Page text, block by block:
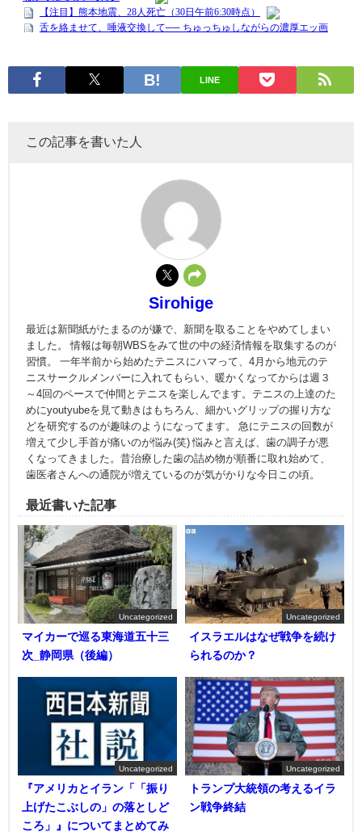
LINE
この記事を書いた人
Sirohige
最近は新聞紙がたまるのが嫌で、新聞を取ることをやめてしまい
ました。 情報は毎朝WBSをみて世の中の経済情報を取集するのが
習慣。 一年半前から始めたテニスにハマって、4月から地元のテ
ニスサークルメンバーに入れてもらい、暖かくなってからは週３
～4回のペースで仲間とテニスを楽しんでます。テニスの上達のた
めにyoutyubeを見て動きはもちろん、細かいグリップの握り方な
どを研究するのが趣味のようになってます。 急にテニスの回数が
増えて少し手首が痛いのが悩み(笑) 悩みと言えば、歯の調子が悪
くなってきました。昔治療した歯の詰め物が順番に取れ始めて、
歯医者さんへの通院が増えているのが気がかりな今日この頃。
最近書いた記事
Uncategorized
マイカーで巡る東海道五十三
次_静岡県（後編）
Uncategorized
イスラエルはなぜ戦争を続け
られるのか？
Uncategorized
『アメリカとイラン「「振り
上げたこぶしの」の落としど
ころ」』についてまとめてみ
Uncategorized
トランプ大統領の考えるイラ
ン戦争終結